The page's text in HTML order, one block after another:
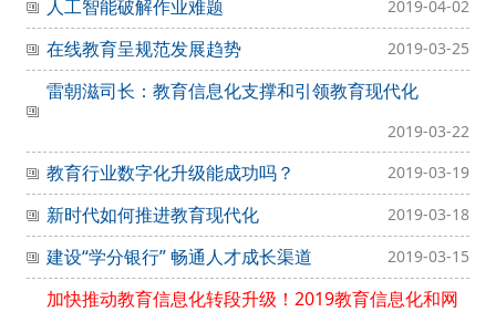
人工智能破解作业难题 2019-04-02
在线教育呈规范发展趋势 2019-03-25
雷朝滋司长：教育信息化支撑和引领教育现代化
2019-03-22
教育行业数字化升级能成功吗？ 2019-03-19
新时代如何推进教育现代化 2019-03-18
建设“学分银行” 畅通人才成长渠道 2019-03-15
加快推动教育信息化转段升级！2019教育信息化和网